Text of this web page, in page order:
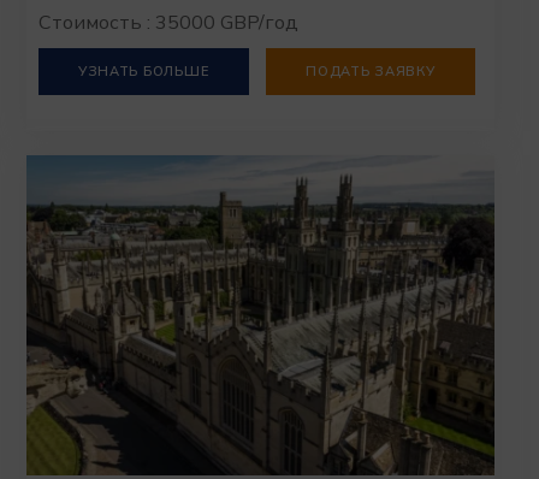
Стоимость : 35000 GBP/год
УЗНАТЬ БОЛЬШЕ ПОДАТЬ ЗАЯВКУ